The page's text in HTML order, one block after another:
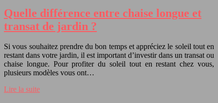
Quelle différence entre chaise longue et
transat de jardin ?
Si vous souhaitez prendre du bon temps et appréciez le soleil tout en
restant dans votre jardin, il est important d’investir dans un transat ou
chaise longue. Pour profiter du soleil tout en restant chez vous,
plusieurs modèles vous ont…
Lire la suite